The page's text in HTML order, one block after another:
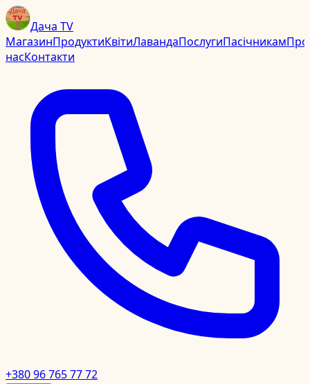
Дача TV
МагазинПродуктиКвітиЛавандаПослугиПасічникамПро
насКонтакти
+380 96 765 77 72